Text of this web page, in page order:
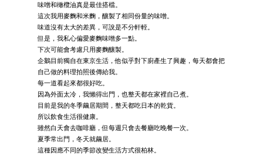
味噌和橄欖油真是最佳搭檔。
這次我用麥麴和米麴，釀製了相同份量的味噌。
味道沒有太大的差異，可說是不分軒輊。
但是，我私心偏愛麥麴味噌多一點。
下次可能會考慮只用麥麴釀製。
企鵝目前獨自在東京生活，他似乎對下廚產生了興趣，每天都會把
自己做的料理拍照後傳給我。
每一道看起來都很好吃。
因為外面太冷，我懶得出門，也整天都在家裡自己煮。
目前是我的冬季繭居期間，整天都吃日本的乾貨。
所以飲食生活很健康。
雖然白天會去咖啡廳，但每週只會去餐廳吃晚餐一次。
夏季常出門，冬天就繭居。
這種因應不同的季節改變生活方式很柏林。